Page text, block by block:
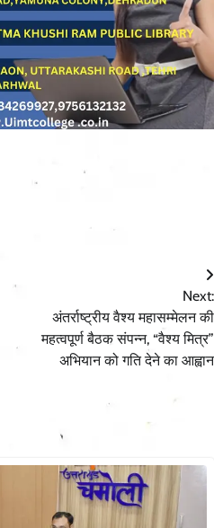
Next:
अंतर्राष्ट्रीय वैश्य महासम्मेलन की
महत्वपूर्ण बैठक संपन्न, “वैश्य मित्र”
अभियान को गति देने का आह्वान